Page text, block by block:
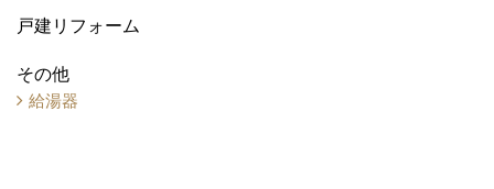
戸建リフォーム
その他
給湯器